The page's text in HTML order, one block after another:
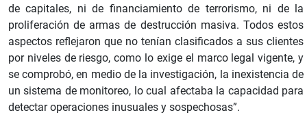
de capitales, ni de financiamiento de terrorismo, ni de la
proliferación de armas de destrucción masiva. Todos estos
aspectos reflejaron que no tenían clasificados a sus clientes
por niveles de riesgo, como lo exige el marco legal vigente, y
se comprobó, en medio de la investigación, la inexistencia de
un sistema de monitoreo, lo cual afectaba la capacidad para
detectar operaciones inusuales y sospechosas”.